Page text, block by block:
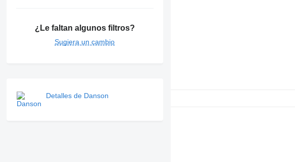
¿Le faltan algunos filtros?
Sugiera un cambio
Detalles de Danson